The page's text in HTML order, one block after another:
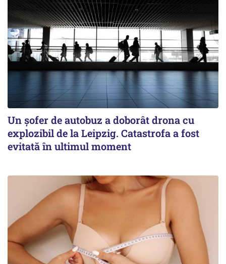
Un șofer de autobuz a doborât drona cu
explozibil de la Leipzig. Catastrofa a fost
evitată în ultimul moment